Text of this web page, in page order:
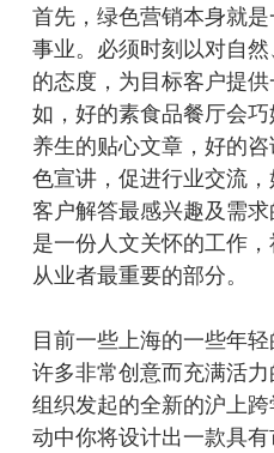
首先，绿色营销本身就
事业。必须时刻以对自
的态度，为目标客户提
如，好的素食品餐厅会
养生的贴心文章，好的
色宣讲，促进行业交流
客户解答最感兴趣及需
是一份人文关怀的工作
从业者最重要的部分。
目前一些上海的一些年
许多非常创意而充满活
组织发起的全新的沪上
动中你将设计出一款具